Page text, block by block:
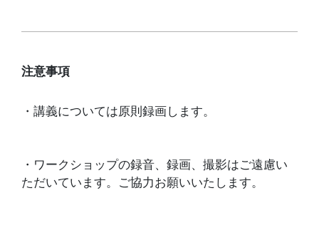
注意事項
・講義については原則録画します。
・ワークショップの録音、録画、撮影はご遠慮い
ただいています。ご協力お願いいたします。